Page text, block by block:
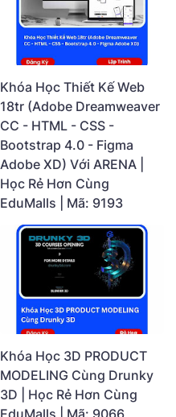
Khóa Học Thiết Kế Web
18tr (Adobe Dreamweaver
CC - HTML - CSS -
Bootstrap 4.0 - Figma
Adobe XD) Với ARENA |
Học Rẻ Hơn Cùng
EduMalls | Mã: 9193
Khóa Học 3D PRODUCT
MODELING Cùng Drunky
3D | Học Rẻ Hơn Cùng